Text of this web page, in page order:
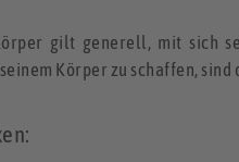
gilt generell, mit sich
Körper zu schaffen, sind